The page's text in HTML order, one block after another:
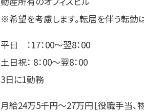
※希望を考慮します。転居を伴う転勤
平日 ：17：00～翌8：00
土日祝： 8：00～翌8：00
3日に1勤務
月給24万5千円～27万円［役職手当、